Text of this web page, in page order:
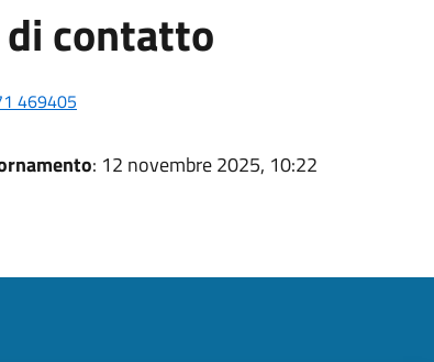
contatto
469405
: 12 novembre 2025, 10:22